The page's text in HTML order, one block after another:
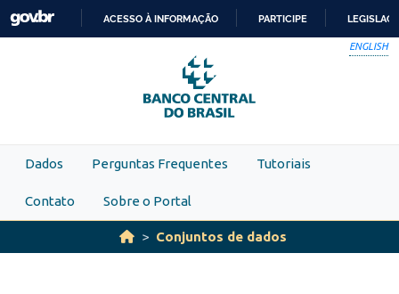
Skip to main content
PARA
O
CONTEÚDO
ACESSO À INFORMAÇÃO PARTICIPE
ENGLISH
Dados Perguntas Frequentes Tutoriais
Contato Sobre o Portal
Conjuntos de dados